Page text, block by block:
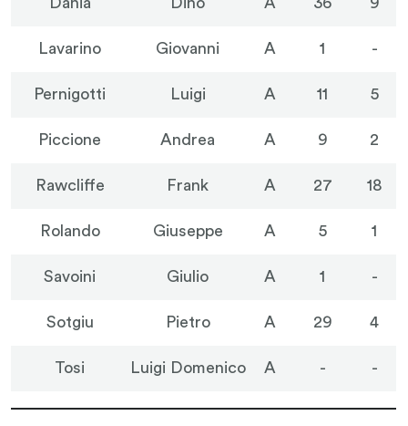
Lavarino Giovanni A 1 -
Pernigotti Luigi A 11 5
Piccione Andrea A 9 2
Rawcliffe Frank A 27 18
Rolando Giuseppe A 5 1
Savoini Giulio A 1 -
Sotgiu Pietro A 29 4
Tosi Luigi Domenico A - -